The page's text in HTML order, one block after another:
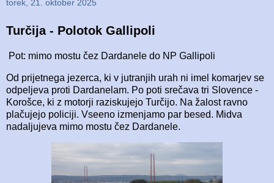
torek, 21. oktober 2025
Turčija - Polotok Gallipoli
Pot: mimo mostu čez Dardanele do NP Gallipoli
Od prijetnega jezerca, ki v jutranjih urah ni imel komarjev se
odpeljeva proti Dardanelam. Po poti srečava tri Slovence -
Korošce, ki z motorji raziskujejo Turčijo. Na žalost ravno
plačujejo policiji. Vseeno izmenjamo par besed. Midva
nadaljujeva mimo mostu čez Dardanele.